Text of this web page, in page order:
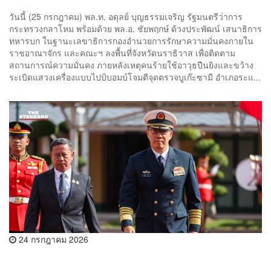
​วันนี้ (25 กรกฎาคม) พล.ท. อดุลย์ บุญธรรมเจริญ รัฐมนตรีว่าการ
กระทรวงกลาโหม พร้อมด้วย พล.อ. ชัยพฤกษ์ ด้วงประพัฒน์ เสนาธิการ
ทหารบก ในฐานะเลขาธิการกองอำนวยการรักษาความมั่นคงภายใน
ราชอาณาจักร และคณะฯ ลงพื้นที่จังหวัดนราธิวาส เพื่อติดตาม
สถานการณ์ความมั่นคง ภายหลังเหตุคนร้ายใช้อาวุธปืนยิงและขว้าง
ระเบิดแสวงเครื่องแบบไปป์บอมบ์โจมตีจุดตรวจบูเก๊ะซามี อำเภอระแ...
24 กรกฎาคม 2026